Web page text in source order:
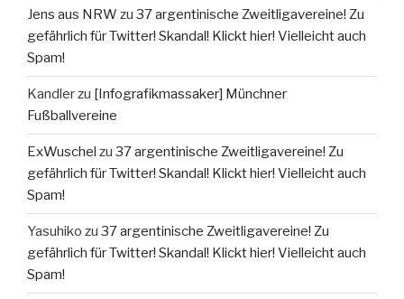
Jens aus NRW zu 37 argentinische Zweitligavereine! Zu
gefährlich für Twitter! Skandal! Klickt hier! Vielleicht auch
Spam!
Kandlerzu [Infografikmassaker] Münchner
Fußballvereine
ExWuschel zu 37 argentinische Zweitligavereine! Zu
gefährlich für Twitter! Skandal! Klickt hier! Vielleicht auch
Spam!
Yasuhiko zu 37 argentinische Zweitligavereine! Zu
gefährlich für Twitter! Skandal! Klickt hier! Vielleicht auch
Spam!